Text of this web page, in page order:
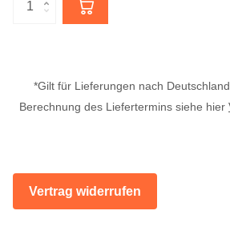
*Gilt für Lieferungen nach
Berechnung des Liefertermins siehe hier
Vertrag widerrufen